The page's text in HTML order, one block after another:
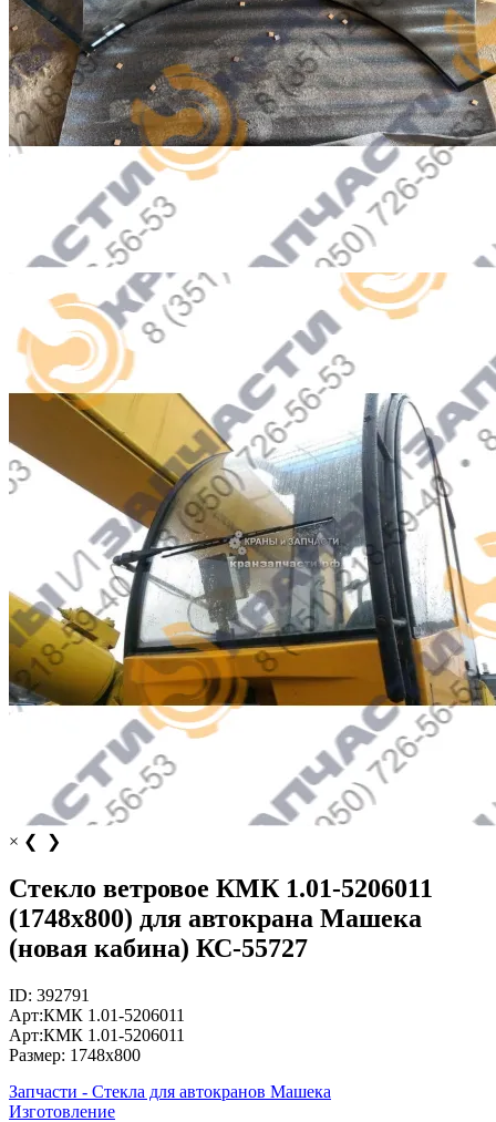
× ❮ ❯
Стекло ветровое КМК 1.01-5206011
(1748х800) для автокрана Машека
(новая кабина) КС-55727
ID: 392791
Арт:КМК 1.01-5206011
Арт:КМК 1.01-5206011
Размер: 1748х800
Запчасти - Стекла для автокранов Машека
Изготовление